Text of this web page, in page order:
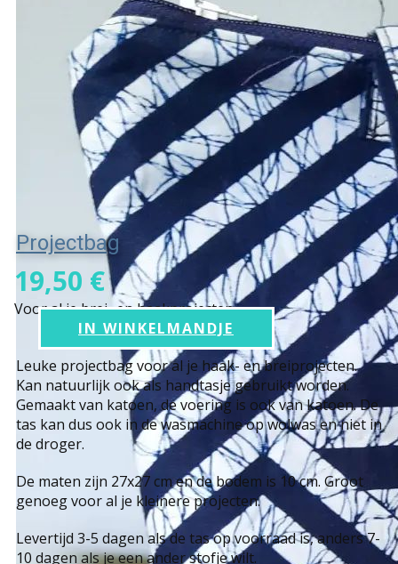
Projectbag
19,50 €
Voor al je brei- en haakprojecten
IN WINKELMANDJE
Leuke projectbag voor al je haak- en breiprojecten.
Kan natuurlijk ook als handtasje gebruikt worden.
Gemaakt van katoen, de voering is ook van katoen. De
tas kan dus ook in de wasmachine op wolwas en niet in
de droger.
De maten zijn 27x27 cm en de bodem is 10 cm. Groot
genoeg voor al je kleinere projecten.
Levertijd 3-5 dagen als de tas op voorraad is, anders 7-
10 dagen als je een ander stofje wilt.